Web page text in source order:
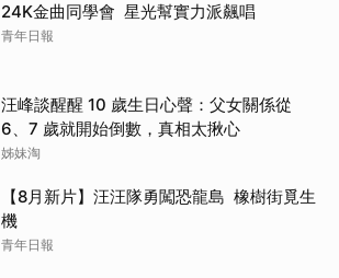
24K金曲同學會 星光幫實力派飆唱
青年日報
汪峰談醒醒 10 歲生日心聲：父女關係從
6、7 歲就開始倒數，真相太揪心
姊妹淘
【8月新片】汪汪隊勇闖恐龍島 橡樹街覓生
機
青年日報